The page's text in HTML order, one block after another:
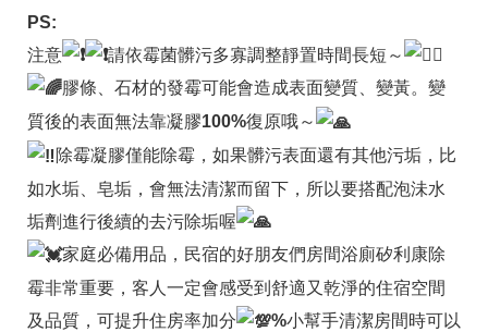
PS:
注意
請依霉菌髒污多寡調整靜置時間長短～
膠條、石材的發霉可能會造成表面變質、變黃。變
質後的表面無法靠凝膠100%復原哦～
除霉凝膠僅能除霉，如果髒污表面還有其他污垢，比
如水垢、皂垢，會無法清潔而留下，所以要搭配泡沬水
垢劑進行後續的去污除垢喔
家庭必備用品，民宿的好朋友們房間浴廁矽利康除
霉非常重要，客人一定會感受到舒適又乾淨的住宿空間
及品質，可提升住房率加分
%小幫手清潔房間時可以